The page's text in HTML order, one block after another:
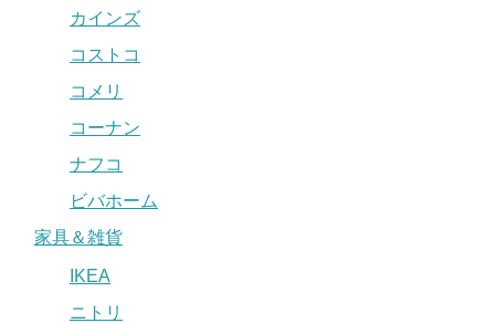
カインズ
コストコ
コメリ
コーナン
ナフコ
ビバホーム
家具＆雑貨
IKEA
ニトリ